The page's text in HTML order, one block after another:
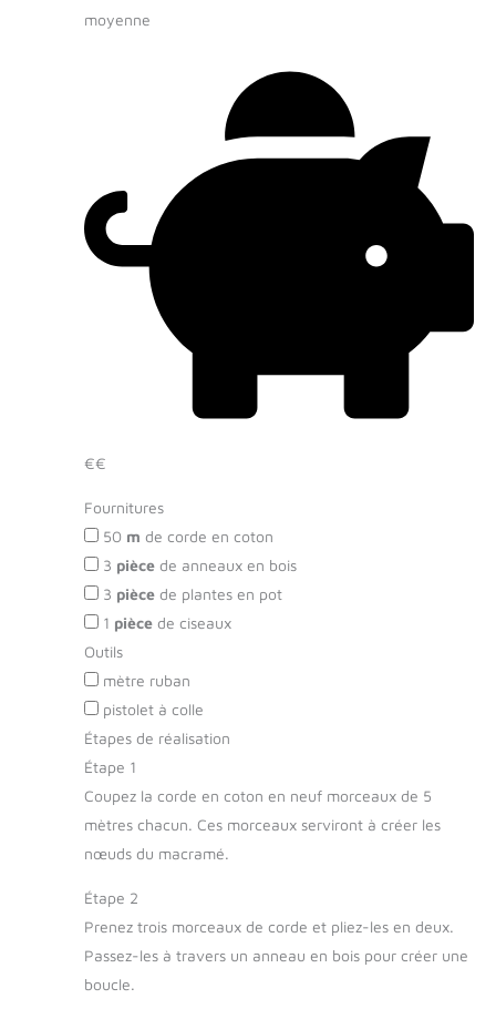
moyenne
€€
Fournitures
50 m de corde en coton
3 pièce de anneaux en bois
3 pièce de plantes en pot
1 pièce de ciseaux
Outils
mètre ruban
pistolet à colle
Étapes de réalisation
Étape 1
Coupez la corde en coton en neuf morceaux de 5
mètres chacun. Ces morceaux serviront à créer les
nœuds du macramé.
Étape 2
Prenez trois morceaux de corde et pliez-les en deux.
Passez-les à travers un anneau en bois pour créer une
boucle.